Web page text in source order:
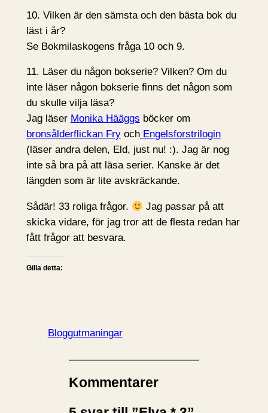
10. Vilken är den sämsta och den bästa bok du
läst i år?
Se Bokmilaskogens fråga 10 och 9.
11. Läser du någon bokserie? Vilken? Om du
inte läser någon bokserie finns det någon som
du skulle vilja läsa?
Jag läser Monika Hääggs böcker om
bronsålderflickan FryochEngelsforstrilogin
(läser andra delen, Eld, just nu! :). Jag är nog
inte så bra på att läsa serier. Kanske är det
längden som är lite avskräckande.
Sådär! 33 roliga frågor.
Jag passar på att
skicka vidare, för jag tror att de flesta redan har
fått frågor att besvara.
Gilla detta:
Bloggutmaningar
Kommentarer